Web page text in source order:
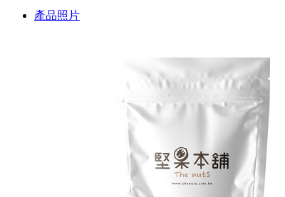
產品照片